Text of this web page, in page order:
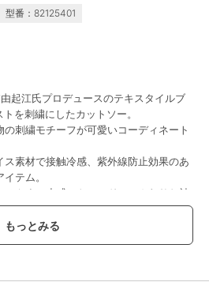
型番：82125401
起江氏プロデュースのテキスタイルブ
を刺繍にしたカットソー。
刺繍モチーフが可愛いコーディネート
素材で接触冷感、紫外線防止効果のあ
テム。
せやすい丈感にトレンドのふんわりお袖
イビー（ボーダー）の全3色。